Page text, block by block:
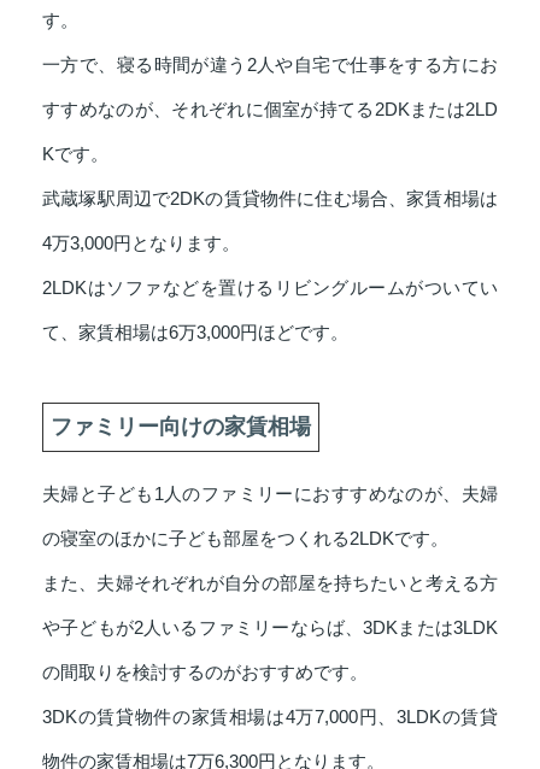
す。
一方で、寝る時間が違う2人や自宅で仕事をする方にお
すすめなのが、それぞれに個室が持てる2DKまたは2LD
Kです。
武蔵塚駅周辺で2DKの賃貸物件に住む場合、家賃相場は
4万3,000円となります。
2LDKはソファなどを置けるリビングルームがついてい
て、家賃相場は6万3,000円ほどです。
ファミリー向けの家賃相場
夫婦と子ども1人のファミリーにおすすめなのが、夫婦
の寝室のほかに子ども部屋をつくれる2LDKです。
また、夫婦それぞれが自分の部屋を持ちたいと考える方
や子どもが2人いるファミリーならば、3DKまたは3LDK
の間取りを検討するのがおすすめです。
3DKの賃貸物件の家賃相場は4万7,000円、3LDKの賃貸
物件の家賃相場は7万6,300円となります。